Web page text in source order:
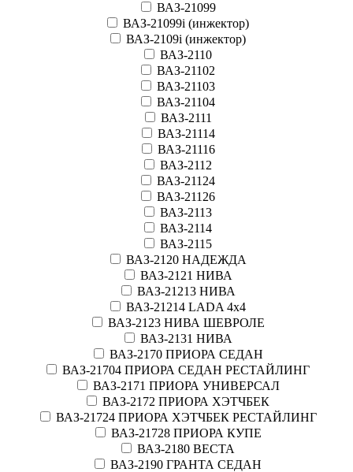
ВАЗ-21099
ВАЗ-21099i (инжектор)
ВАЗ-2109i (инжектор)
ВАЗ-2110
ВАЗ-21102
ВАЗ-21103
ВАЗ-21104
ВАЗ-2111
ВАЗ-21114
ВАЗ-21116
ВАЗ-2112
ВАЗ-21124
ВАЗ-21126
ВАЗ-2113
ВАЗ-2114
ВАЗ-2115
ВАЗ-2120 НАДЕЖДА
ВАЗ-2121 НИВА
ВАЗ-21213 НИВА
ВАЗ-21214 LADA 4х4
ВАЗ-2123 НИВА ШЕВРОЛЕ
ВАЗ-2131 НИВА
ВАЗ-2170 ПРИОРА СЕДАН
ВАЗ-21704 ПРИОРА СЕДАН РЕСТАЙЛИНГ
ВАЗ-2171 ПРИОРА УНИВЕРСАЛ
ВАЗ-2172 ПРИОРА ХЭТЧБЕК
ВАЗ-21724 ПРИОРА ХЭТЧБЕК РЕСТАЙЛИНГ
ВАЗ-21728 ПРИОРА КУПЕ
ВАЗ-2180 ВЕСТА
ВАЗ-2190 ГРАНТА СЕДАН